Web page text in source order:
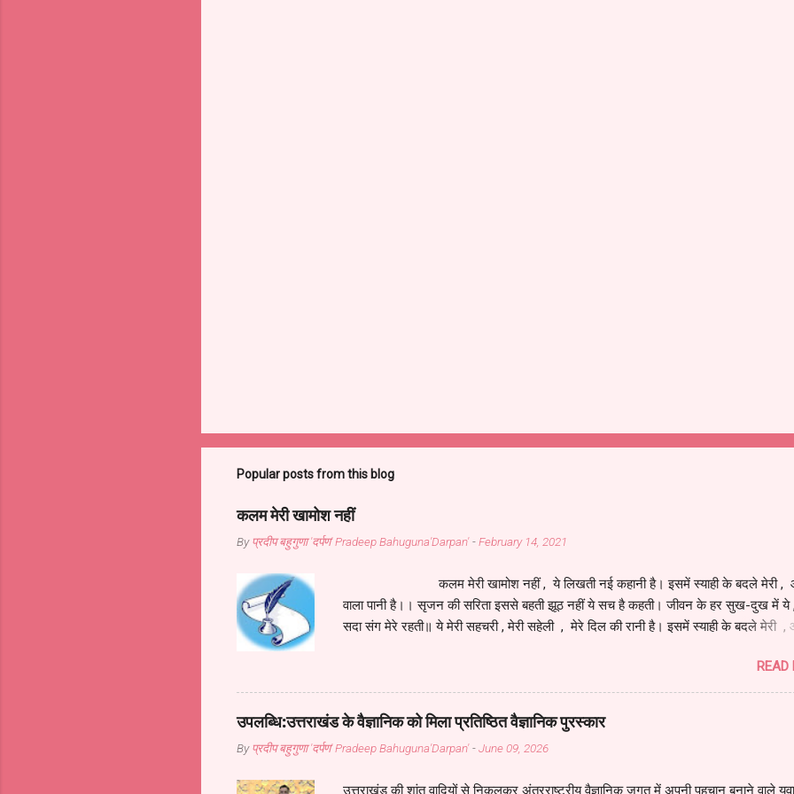
Popular posts from this blog
कलम मेरी खामोश नहीं
Byप्रदीप बहुगुणा 'दर्पण' Pradeep Bahuguna'Darpan' -February 14, 2021
कलम मेरी खामोश नहीं , ये लिखती नई कहानी है। इसमें स्याही के बदले मेरी ,
वाला पानी है।। सृजन की सरिता इससे बहती झूठ नहीं ये सच है कहती। जीवन के हर सुख-दुख में
सदा संग मेरे रहती॥ ये मेरी सहचरी , मेरी सहेली , मेरे दिल की रानी है। इसमें स्याही के बदले मेरी
कवि इसने ही बनाया।। मेरे आपके अनुभवों की , ये तस्वीर नूरानी है। इसमें स्याही के बदले मेरी ,
पानी है।। कलम कवि का है हथियार , इसका है सब पर अधिकार। जीवन के इस महासागर में , कलम
मेरी पतवार।। अटल इरादों वाली है ये , इसकी चाल तूफानी है। इसमें स्याही के बदले मेरी , आंखों
है।। कलम का सौदा कर न सकूँगा , मैं खुद से धोखा कर न सकूँगा। इसके सहारे जीता हूँ मैं , इससे
कर न सकूंगा॥ ये मेरी पहचान है , मेरे गौरव की ये निशा...
READ
उपलब्धि:उत्तराखंड के वैज्ञानिक को मिला प्रतिष्ठित वैज्ञानिक पुरस्कार
Byप्रदीप बहुगुणा 'दर्पण' Pradeep Bahuguna'Darpan' -June 09, 2026
उत्तराखंड की शांत वादियों से निकलकर अंतरराष्ट्रीय वैज्ञानिक जगत में अपनी पहचान बनाने वाले युवा